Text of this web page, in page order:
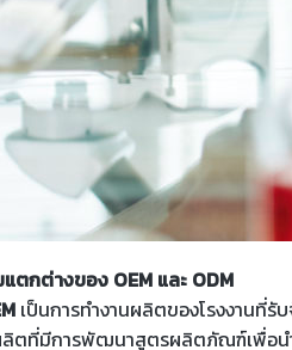
ตกต่างของ OEM และ ODM
เป็นการทำงานผลิตของโรงงานที่
ลิตที่มีการพัฒนาสูตรผลิตภัณฑ์เพื่อน